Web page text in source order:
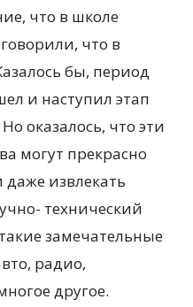
что в школе
что в
бы, период
и наступил этап
оказалось, что эти
могут прекрасно
даже извлекать
технический
замечательные
радио,
другое.